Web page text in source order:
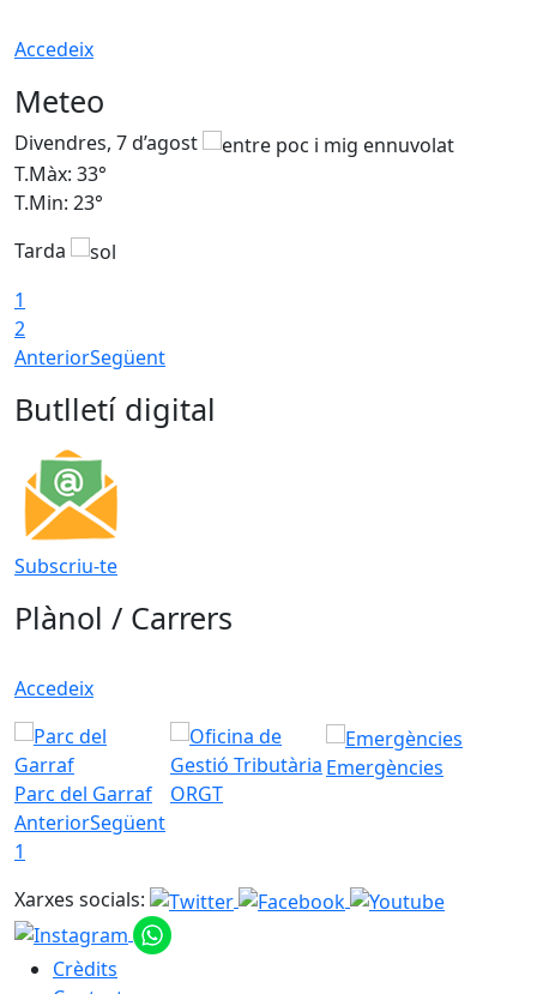
Accedeix
Meteo
Divendres, 7 d’agost
T.Màx: 33°
T.Min: 23°
Tarda
1
2
AnteriorSegüent
Butlletí digital
Subscriu-te
Plànol / Carrers
Accedeix
Parc del Garraf ORGT
Emergències
AnteriorSegüent
1
Xarxes socials:
Crèdits